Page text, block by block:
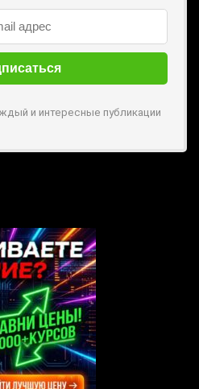
и интересные публикации